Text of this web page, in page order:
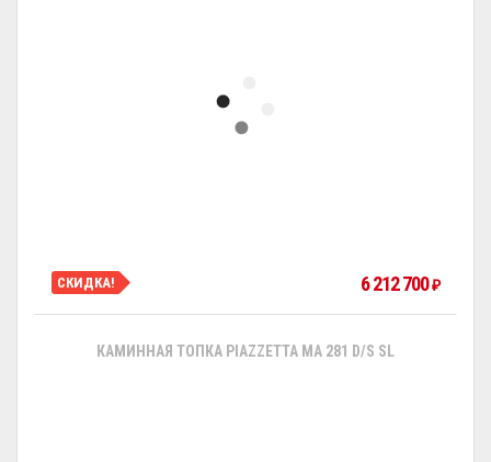
СКИДКА! 6 212 700₽
КАМИННАЯ ТОПКА PIAZZETTA MA 281 D/S SL